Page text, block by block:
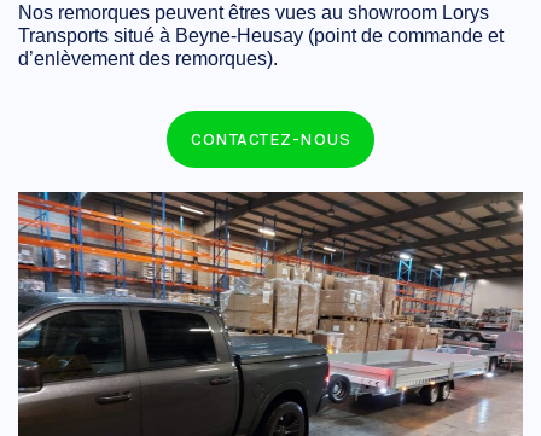
Nos remorques peuvent êtres vues au showroom Lorys
Transports situé à Beyne-Heusay (point de commande et
d’enlèvement des remorques).
CONTACTEZ-NOUS